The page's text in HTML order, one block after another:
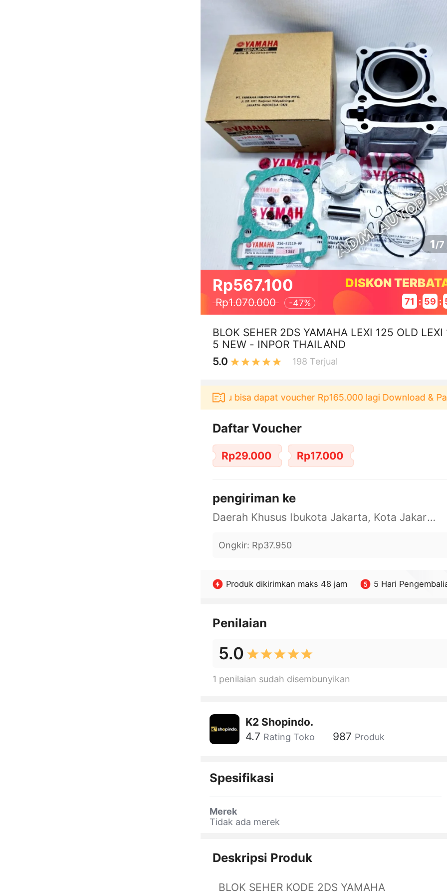
1/7
Rp567.100
Rp1.070.000 -47%
DISKON
71 : 59 :
BLOK SEHER 2DS YAMAHA LEXI 125 OLD LEXI
5 NEW - INPOR THAILAND
5.0
198 Terjual
Pengguna baru berbelanja di aplikasi Akulaku bisa dapat voucher Rp165.000 lagi Download & Pakai
Daftar Voucher
Rp29.000 Rp17.000
pengiriman ke
Daerah Khusus Ibukota Jakarta, Kota Jakarta Barat, Cengkareng, yy
Ongkir: Rp37.950
Produk dikirimkan maks 48 jam 5 Hari
Penilaian
5.0
1 penilaian sudah disembunyikan
K2 Shopindo.
4.7 Rating Toko 987 Produk
Spesifikasi
Merek
Tidak ada merek
Deskripsi Produk
BLOK SEHER KODE 2DS YAMAHA